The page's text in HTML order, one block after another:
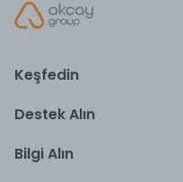
Keşfedin
Destek Alın
Bilgi Alın